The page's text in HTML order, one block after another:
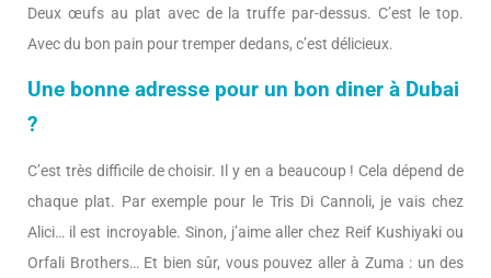
Deux œufs au plat avec de la truffe par-dessus. C’est le top.
Avec du bon pain pour tremper dedans, c’est délicieux.
Une bonne adresse pour un bon diner à Dubai
?
C’est très difficile de choisir. Il y en a beaucoup ! Cela dépend de
chaque plat. Par exemple pour le Tris Di Cannoli, je vais chez
Alici… il est incroyable. Sinon, j’aime aller chez Reif Kushiyaki ou
Orfali Brothers… Et bien sûr, vous pouvez aller à Zuma : un des